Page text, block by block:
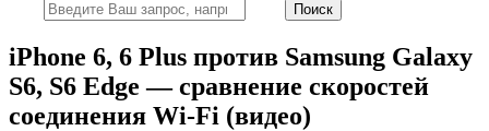
iPhone 6, 6 Plus против Samsung Galaxy
S6, S6 Edge — сравнение скоростей
соединения Wi-Fi (видео)